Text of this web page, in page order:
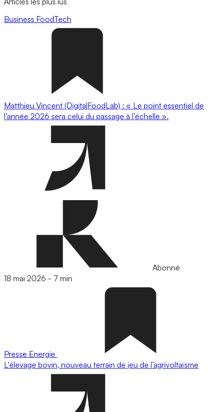
Business FoodTech
Matthieu Vincent (DigitalFoodLab) : « Le point essentiel de
l’année 2026 sera celui du passage à l’échelle ».
Abonné
18 mai 2026 - 7 min
Presse Energie
L'élevage bovin, nouveau terrain de jeu de l’agrivoltaïsme